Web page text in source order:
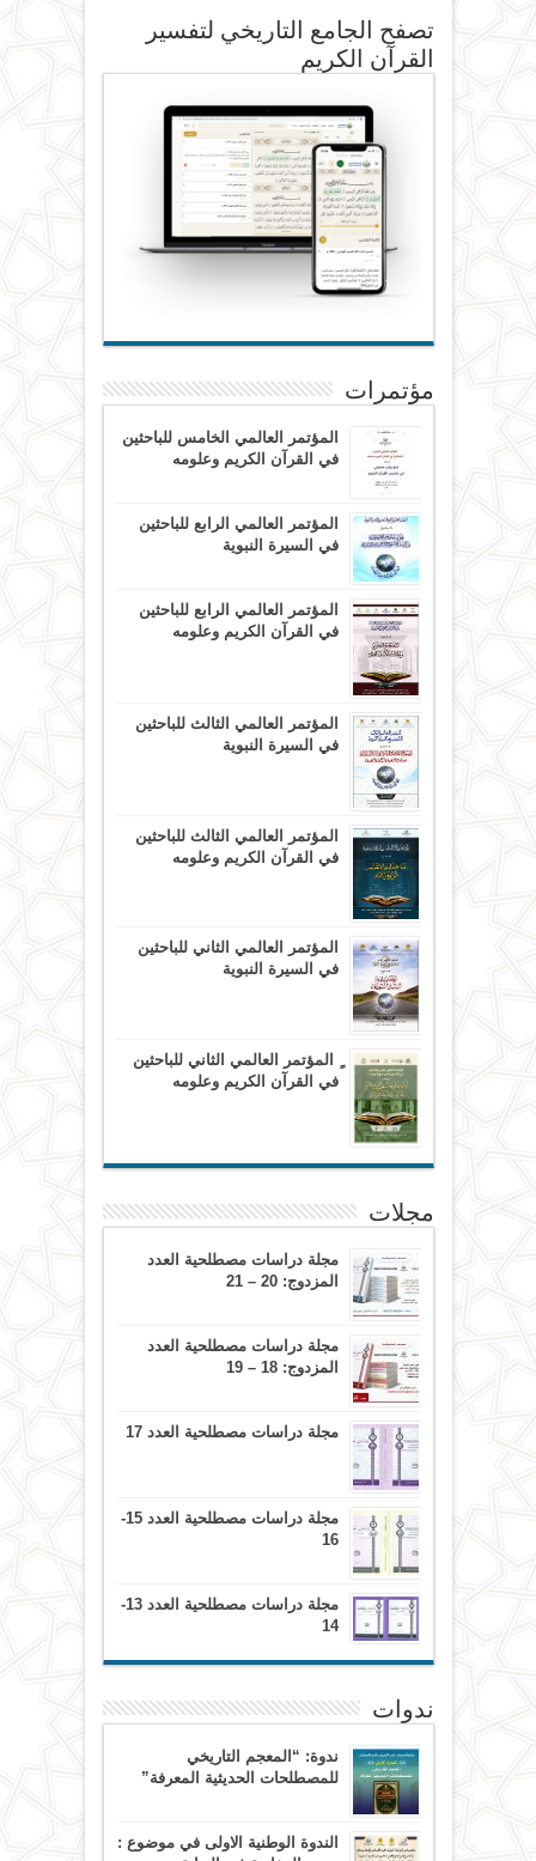
تصفح الجامع التاريخي لتفسير
القرآن الكريم
مؤتمرات
المؤتمر العالمي الخامس للباحثين
في القرآن الكريم وعلومه
المؤتمر العالمي الرابع للباحثين
في السيرة النبوية
المؤتمر العالمي الرابع للباحثين
في القرآن الكريم وعلومه
المؤتمر العالمي الثالث للباحثين
في السيرة النبوية
المؤتمر العالمي الثالث للباحثين
في القرآن الكريم وعلومه
المؤتمر العالمي الثاني للباحثين
في السيرة النبوية
ٍ المؤتمر العالمي الثاني للباحثين
في القرآن الكريم وعلومه
مجلات
مجلة دراسات مصطلحية العدد
المزدوج: 20 – 21
مجلة دراسات مصطلحية العدد
المزدوج: 18 – 19
مجلة دراسات مصطلحية العدد 17
مجلة دراسات مصطلحية العدد 15-
16
مجلة دراسات مصطلحية العدد 13-
14
ندوات
ندوة: “المعجم التاريخي
للمصطلحات الحديثية المعرفة”
الندوة الوطنية الاولى في موضوع :